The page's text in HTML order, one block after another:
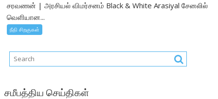
சரவணன் | அரசியல் விமர்சனம் Black & White Arasiyal சேனலில்
வெளியான...
நீதி சிறகுகள்
சமீபத்திய செய்திகள்